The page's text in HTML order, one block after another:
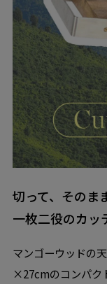
切って、そのま
一枚二役のカッ
マンゴーウッドの
×27cmのコンパク